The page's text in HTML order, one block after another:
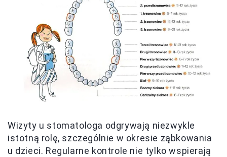
Wizyty u stomatologa odgrywają niezwykle
istotną rolę, szczególnie w okresie ząbkowania
u dzieci. Regularne kontrole nie tylko wspierają